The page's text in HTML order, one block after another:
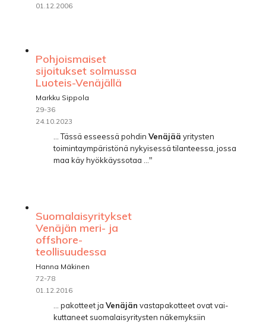
01.12.2006
Pohjoismaiset
sijoitukset solmussa
Luoteis-Venäjällä
Markku Sippola
29-36
24.10.2023
... Tässä esseessä pohdin Venäjää yritysten
toimintaympäristönä nykyisessä tilanteessa, jossa
maa käy hyökkäyssotaa ..."
Suomalaisyritykset
Venäjän meri- ja
offshore-
teollisuudessa
Hanna Mäkinen
72-78
01.12.2016
... pakotteet ja Venäjän vastapakotteet ovat vai-
kuttaneet suomalaisyritysten näkemyksiin